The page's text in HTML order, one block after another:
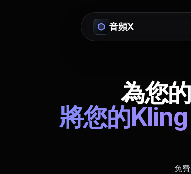
音頻X
為您
將您的
免